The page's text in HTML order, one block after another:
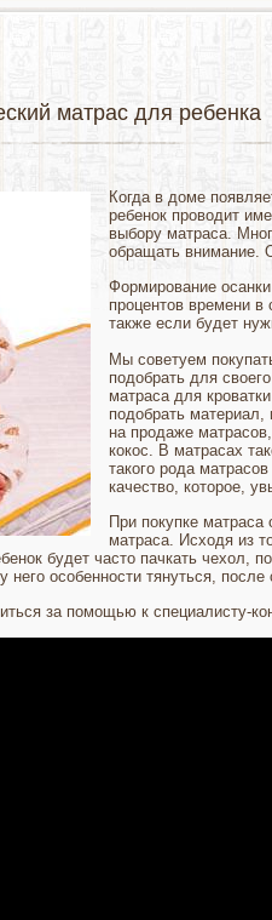
матрас для ребенка
Когда в доме
ребенок проводит
выбору матраса.
обращать внимание.
Формирование
процентов времени в
также если будет
Мы советуем
подобрать для
матраса для
подобрать материал,
на продаже
кокос. В матрасах
такого рода
качество, которое,
При покупке матраса
матраса. Исходя из
будет часто пачкать чехол,
него особенности тянуться,
за помощью к специалисту-